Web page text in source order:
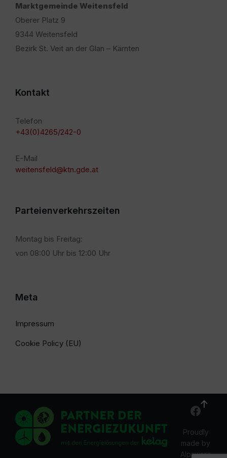
Marktgemeinde Weitensfeld
Oberer Platz 9
9344 Weitensfeld
Bezirk St. Veit an der Glan – Kärnten
Kontakt
Telefon
+43(0)4265/242-0
E-Mail
weitensfeld@ktn.gde.at
Parteienverkehrszeiten
Montag bis Freitag:
von 08:00 Uhr bis 12:00 Uhr
Meta
Impressum
Cookie Policy (EU)
Proudly
made by
Alpsware